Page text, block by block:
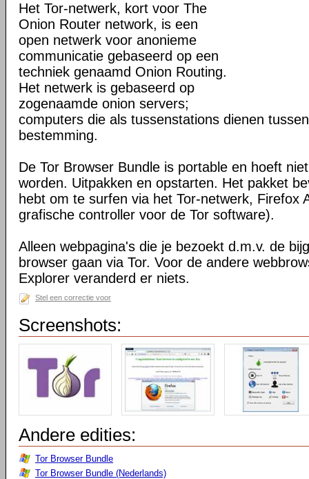
Het Tor-netwerk, kort voor The
Onion Router network, is een
open netwerk voor anonieme
communicatie gebaseerd op een
techniek genaamd Onion Routing.
Het netwerk is gebaseerd op
zogenaamde onion servers;
computers die als tussenstations dienen
bestemming.
De Tor Browser Bundle is portable en hoeft
worden. Uitpakken en opstarten. Het pakket
hebt om te surfen via het Tor-netwerk, Firefox
grafische controller voor de Tor software).
Alleen webpagina's die je bezoekt d.m.v. de
browser gaan via Tor. Voor de andere
Explorer veranderd er niets.
Stel een correctie voor
Screenshots:
Andere edities:
Tor Browser Bundle
Tor Browser Bundle (Nederlands)